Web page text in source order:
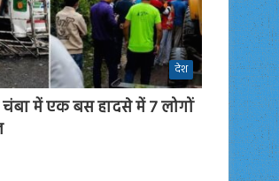
देश
में एक बस हादसे में 7 लोगों